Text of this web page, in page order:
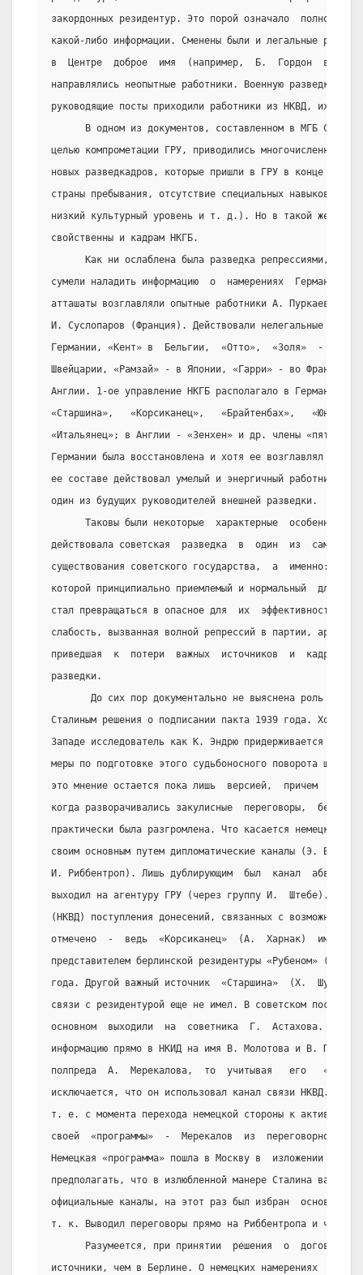
закордонных резидентур. Это порой означало  полное
какой-либо информации. Сменены были и легальные
в  Центре  доброе  имя  (например,  Б.  Гордон  в
направлялись неопытные работники. Военную разведку
руководящие посты приходили работники из НКВД, их
В одном из документов, составленном в МГБ СССР
целью компрометации ГРУ, приводились многочисленные
новых разведкадров, которые пришли в ГРУ в конце 30-х
страны пребывания, отсутствие специальных навыков,
низкий культурный уровень и т. д.). Но в такой же мере
свойственны и кадрам НКГБ.
Как ни ослаблена была разведка репрессиями,
сумели наладить информацию  о  намерениях  Германии.
атташаты возглавляли опытные работники А. Пуркаев,
И. Суслопаров (Франция). Действовали нелегальные
Германии, «Кент» в  Бельгии,  «Отто»,  «Золя»  -  во
Швейцарии, «Рамзай» - в Японии, «Гарри» - во Франции
Англии. 1-ое управление НКГБ располагало в Германии
«Старшина»,   «Корсиканец»,   «Брайтенбах»,   «Юна»,
«Итальянец»; в Англии - «Зенхен» и др. члены
Германии была восстановлена и хотя ее возглавлял
ее составе действовал умелый и энергичный работник А.
один из будущих руководителей внешней разведки.
Таковы были некоторые  характерные  особенности
действовала советская  разведка  в  один  из  самых
существования советского государства,  а  именно:
которой принципиально приемлемый и нормальный  для
стал превращаться в опасное для  их  эффективности
слабость, вызванная волной репрессий в партии, армии
приведшая  к  потери  важных  источников  и  кадровой
разведки.
До сих пор документально не выяснена роль обеих
Сталиным решения о подписании пакта 1939 года. Хотя
Западе исследователь как К. Эндрю придерживается
меры по подготовке этого судьбоносного поворота шли
это мнение остается пока лишь  версией,  причем
когда разворачивались закулисные  переговоры,
практически была разгромлена. Что касается немецкой
своим основным путем дипломатические каналы (Э.
И. Риббентроп). Лишь дублирующим  был  канал  абвера
выходил на агентуру ГРУ (через группу И.  Штебе).
(НКВД) поступления донесений, связанных с возможным
отмечено  -  ведь  «Корсиканец»  (А.  Харнак)  имел
представителем берлинской резидентуры «Рубеном» (А.
года. Другой важный источник  «Старшина»  (Х.  Шульце-
связи с резидентурой еще не имел. В советском
основном  выходили  на  советника  Г.  Астахова.
информацию прямо в НКИД на имя В. Молотова и В.
полпреда  А.  Мерекалова,  то  учитывая   его
исключается, что он использовал канал связи НКВД.
т. е. с момента перехода немецкой стороны к активным
своей  «программы»  -  Мерекалов  из  переговорного
Немецкая «программа» пошла в Москву в  изложении
предполагать, что в излюбленной манере Сталина
официальные каналы, на этот раз был избран  основным
т. к. Выводил переговоры прямо на Риббентропа и через
Разумеется, при принятии  решения  о  договоре
источники, чем в Берлине. О немецких намерениях  могла